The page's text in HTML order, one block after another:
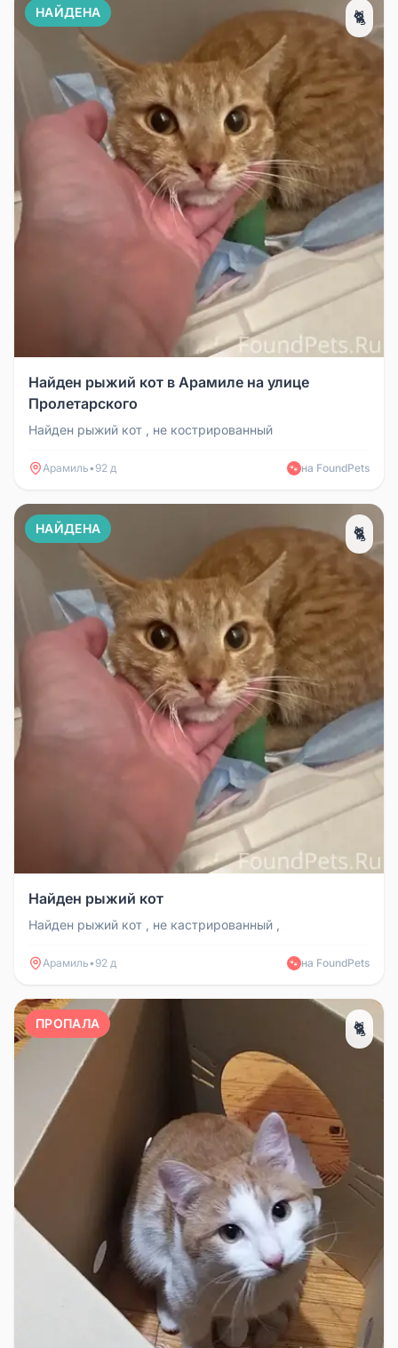
НАЙДЕНА 🐈
Найден рыжий кот в Арамиле на улице
Пролетарского
Найден рыжий кот , не кострированный
Арамиль• 92 д 🐾 на FoundPets
НАЙДЕНА 🐈
Найден рыжий кот
Найден рыжий кот , не кастрированный ,
Арамиль• 92 д 🐾 на FoundPets
ПРОПАЛА 🐈